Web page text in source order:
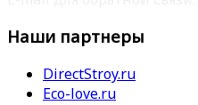
Наши партнеры
DirectStroy.ru
Eco-love.ru